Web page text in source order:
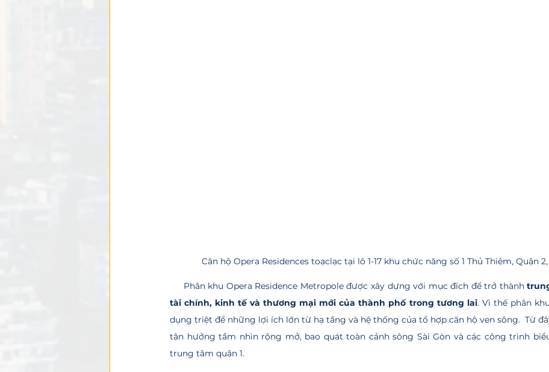
Căn hộ Opera Residences toạclạc tại lô 1-17 khu chức năng số 1 Thủ Thiêm, Quận 2,
     Phân khu Opera Residence Metropole được xây dựng với mục đích để trở thành
tài chính, kinh tế và thương mại mới của thành phố trong tương lai. Vì thế phân
dụng triệt để những lợi ích lớn từ hạ tầng và hệ thống của tổ hợp căn hộ ven sông.  Từ
tận hưởng tầm nhìn rộng mở, bao quát toàn cảnh sông Sài Gòn và các công trình
trung tâm quận 1.